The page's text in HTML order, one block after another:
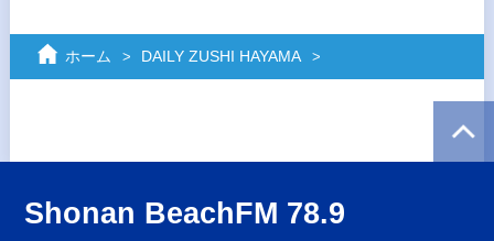
ホーム DAILY ZUSHI HAYAMA
Shonan BeachFM 78.9